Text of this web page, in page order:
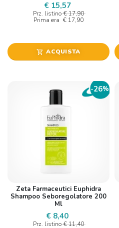
€ 15,57
Prz. listino € 17,90
Prima era € 17,90
shopping_cart ACQUISTA
-26%
Zeta Farmaceutici Euphidra
Shampoo Seboregolatore 200
Ml
€ 8,40
Prz. listino € 11,40